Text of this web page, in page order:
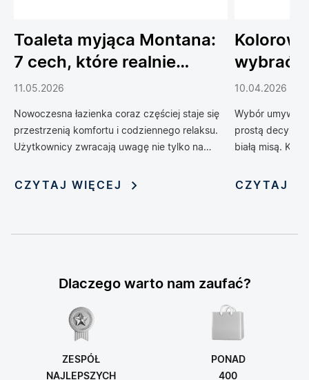
Toaleta myjąca Montana:
7 cech, które realnie
podnoszą komfort
codziennego życia
11.05.2026
Nowoczesna łazienka coraz częściej staje się
przestrzenią komfortu i codziennego relaksu.
Użytkownicy zwracają uwagę nie tylko na
poprawiają wygodę, higienę i funkcjonalność
zaawansowanych urządzeń sprawia, że stają
modnym elementem aranżacji łazienek.
CZYTAJ WIĘCEJ
wybrać
do
10.04.2026
Wybór
prostą decyzją
białą misą.
oferując
CZYTAJ
Dlaczego warto nam zaufać?
ZESPÓŁ
NAJLEPSZYCH
PONAD
400